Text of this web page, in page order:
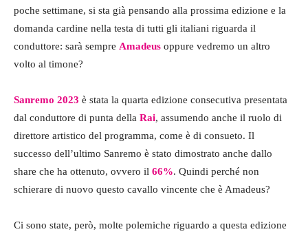
poche settimane, si sta già pensando alla prossima edizione e la
domanda cardine nella testa di tutti gli italiani riguarda il
conduttore: sarà sempre Amadeus oppure vedremo un altro
volto al timone?
Sanremo 2023 è stata la quarta edizione consecutiva presentata
dal conduttore di punta della Rai, assumendo anche il ruolo di
direttore artistico del programma, come è di consueto. Il
successo dell’ultimo Sanremo è stato dimostrato anche dallo
share che ha ottenuto, ovvero il 66%. Quindi perché non
schierare di nuovo questo cavallo vincente che è Amadeus?
Ci sono state, però, molte polemiche riguardo a questa edizione